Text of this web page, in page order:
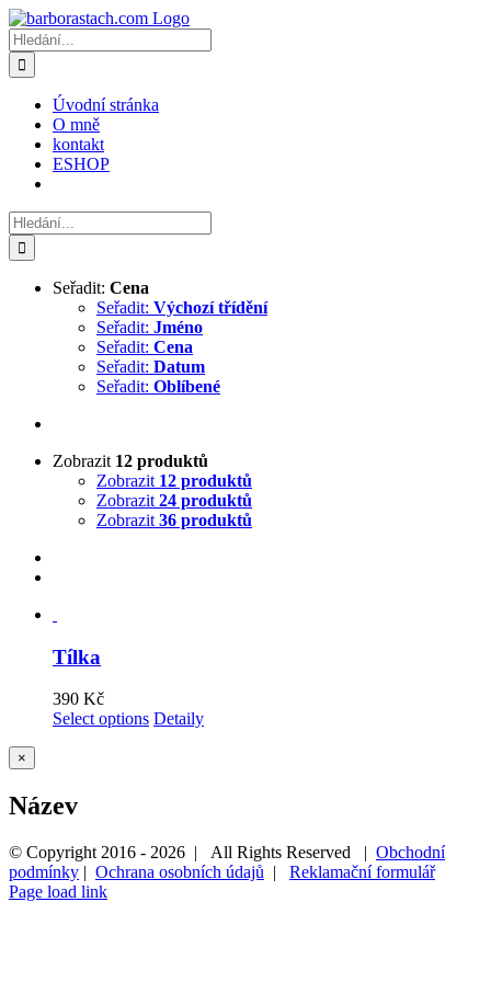
Přeskočit
na
obsah
Hledat:
Úvodní stránka
O mně
kontakt
ESHOP
Hledat:
Seřadit: Cena
Seřadit: Výchozí třídění
Seřadit: Jméno
Seřadit: Cena
Seřadit: Datum
Seřadit: Oblíbené
Zobrazit 12 produktů
Zobrazit 12 produktů
Zobrazit 24 produktů
Zobrazit 36 produktů
Tílka
390 Kč
Select options Detaily
Zavřít
Rychlé
produktu
×
Název
© Copyright 2016 - 2026 | All Rights Reserved | Obchodní
podmínky | Ochrana osobních údajů | Reklamační formulář
Page load link